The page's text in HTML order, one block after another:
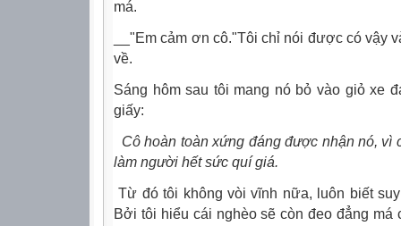
má.
__"Em cảm ơn cô."Tôi chỉ nói được có vậy
về.
Sáng hôm sau tôi mang nó bỏ vào giỏ xe
giấy:
Cô hoàn toàn xứng đáng được nhận nó, vì
làm người hết sức quí giá.
Từ đó tôi không vòi vĩnh nữa, luôn biết
Bởi tôi hiểu cái nghèo sẽ còn đeo đẳng má